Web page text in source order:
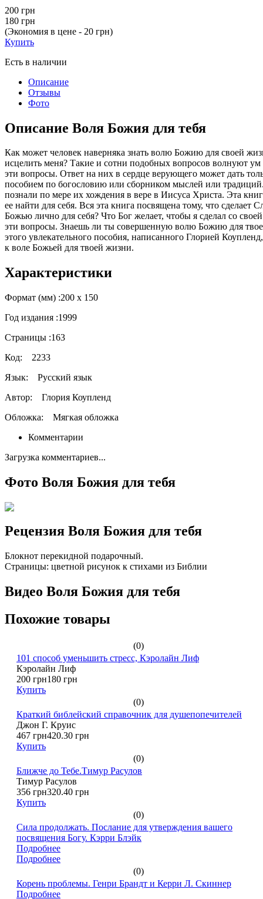
200 грн
180 грн
(Экономия в цене - 20 грн)
Купить
Есть в наличии
Описание
Отзывы
Фото
Описание Воля Божия для тебя
Как может человек наверняка знать волю Божию для своей
исцелить меня? Такие и сотни подобных вопросов волнуют
эти вопросы. Ответ на них в сердце верующего может дать
пособием по богословию или сборником мыслей или
познали по мере их хождения в вере в Иисуса Христа. Эта
ее найти для себя. Вся эта книга посвящена тому, что
Божью лично для себя? Что Бог желает, чтобы я сделал со
эти вопросы. Знаешь ли ты совершенную волю Божию для
этого увлекательного пособия, написанного Глорией
к воле Божьей для твоей жизни.
Характеристики
Формат (мм) :200 х 150
Год издания :1999
Страницы :163
Код: 2233
Язык: Русский язык
Автор:
Глория Коупленд
Обложка: Мягкая обложка
Комментарии
Загрузка комментариев...
Фото Воля Божия для тебя
Рецензия Воля Божия для тебя
Блокнот перекидной подарочный.
Страницы: цветной рисунок к стихами из Библии
Видео Воля Божия для тебя
Похожие товары
(0)
101 способ уменьшить стресс, Кэролайн Лиф
Кэролайн Лиф
200 грн180 грн
Купить
(0)
Краткий библейский справочник для душепопечителей
Джон Г. Круис
467 грн420.30 грн
Купить
(0)
Ближче до Тебе.Тимур Расулов
Тимур Расулов
356 грн320.40 грн
Купить
(0)
Сила продолжать. Послание для утверждения вашего
посвящения Богу. Кэрри Блэйк
Подробнее
Подробнее
(0)
Корень проблемы. Генри Брандт и Керри Л. Скиннер
Подробнее